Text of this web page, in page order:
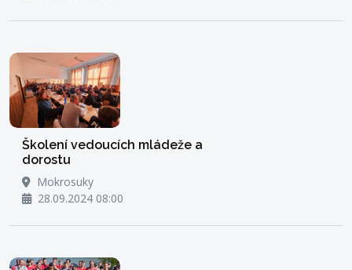
Školení vedoucích mládeže a
dorostu
Mokrosuky
28.09.2024 08:00